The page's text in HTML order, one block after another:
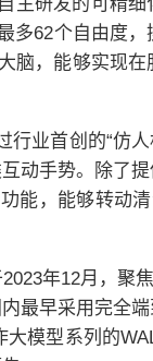
多62个自由度
脑，能够实现
业首创的“仿
动手势。除了
能，能够转动
年12月，聚
内最早采用完全
模型系列的